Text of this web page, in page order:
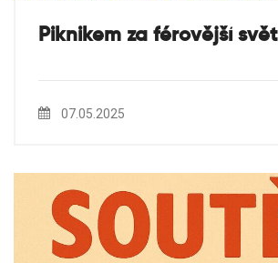
Piknikem za férovější svět
07.05.2025